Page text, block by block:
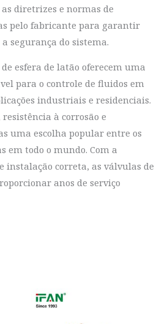
diretrizes e normas de
pelo fabricante para garantir
segurança do sistema.
esfera de latão oferecem uma
para o controle de fluidos em
industriais e residenciais.
à corrosão e
uma escolha popular entre os
em todo o mundo. Com a
instalação correta, as válvulas de
anos de serviço